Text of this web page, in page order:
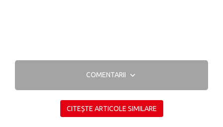
COMENTARII
CITEȘTE ARTICOLE SIMILARE